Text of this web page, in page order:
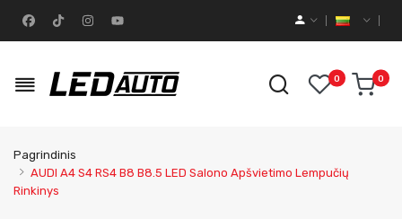
0 0
Pagrindinis
AUDI A4 S4 RS4 B8 B8.5 LED Salono Apšvietimo Lempučių
Rinkinys